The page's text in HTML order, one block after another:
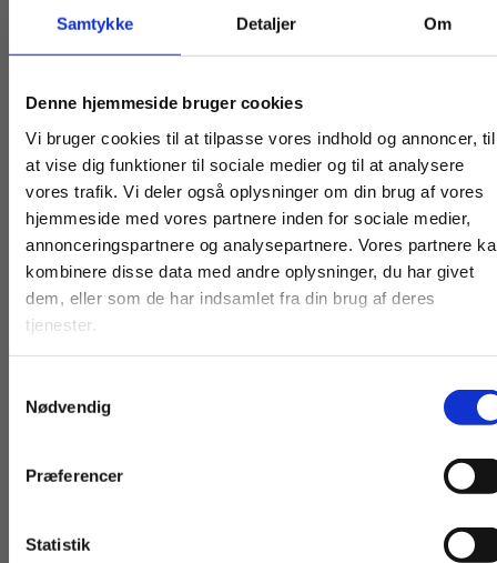
Samtykke Detaljer Om
Denne hjemmeside bruger cookies
Vi bruger cookies til at tilpasse vores indhold og annoncer, til
at vise dig funktioner til sociale medier og til at analysere
vores trafik. Vi deler også oplysninger om din brug af vores
hjemmeside med vores partnere inden for sociale medier,
annonceringspartnere og analysepartnere. Vores partnere
kombinere disse data med andre oplysninger, du har givet
dem, eller som de har indsamlet fra din brug af deres
tjenester.
Nødvendig
Præferencer
Statistik
Religion til tiden - et evolutionært perspektiver en
religionshistorisk temabog til
STX og HF.
Andre har også købt
Køb læremidler og find masterclasses mm.
Fortsæt som:
For privatkunder og
studerende. Du får
vist priser inkl.
For institutioner og
virksomheder. Du
får vist priser ekskl.